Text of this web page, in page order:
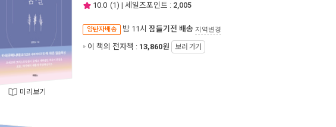
미리보기
10.0 (1) | 세일즈포인트 : 2,005
양탄자배송 밤 11시 잠들기전 배송 지역변경
이 책의 전자책 : 13,860원 보러 가기